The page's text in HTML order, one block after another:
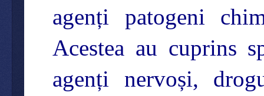
agenți patogeni
Acestea au cuprins
agenți nervoși,